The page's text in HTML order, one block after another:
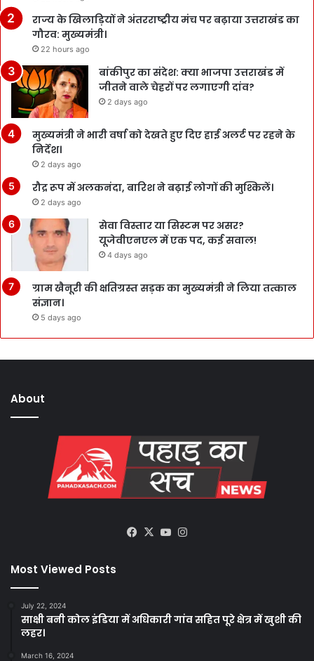
राज्य के खिलाड़ियों ने अंतरराष्ट्रीय मंच पर बढ़ाया उत्तराखंड का
गौरव: मुख्यमंत्री।
22 hours ago
बांकीपुर का संदेश: क्या भाजपा उत्तराखंड में
जीतने वाले चेहरों पर लगाएगी दांव?
2 days ago
मुख्यमंत्री ने भारी वर्षा को देखते हुए दिए हाई अलर्ट पर रहने के
निर्देश।
2 days ago
रौद्र रूप में अलकनंदा, बारिश ने बढ़ाई लोगों की मुश्किलें।
2 days ago
सेवा विस्तार या सिस्टम पर असर?
यूजेवीएनएल में एक पद, कई सवाल!
4 days ago
ग्राम खैनूरी की क्षतिग्रस्त सड़क का मुख्यमंत्री ने लिया तत्काल
संज्ञान।
5 days ago
About
Facebook
X YouTube
Most Viewed Posts
July 22, 2024
साक्षी बनी कोल इंडिया में अधिकारी गांव सहित पूरे क्षेत्र में खुशी की
लहर।
March 16, 2024